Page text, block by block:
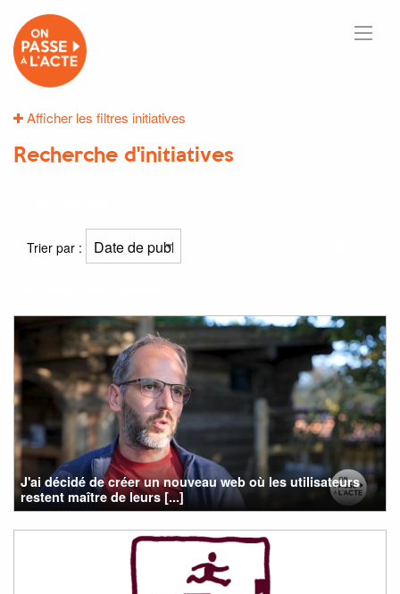
Afficher les filtres initiatives
Recherche d'initiatives
Trier par :
J'ai décidé de créer un nouveau web où les utilisateurs
restent maître de leurs [...]